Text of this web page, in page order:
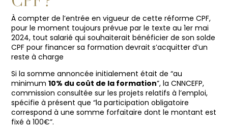
À compter de l’entrée en vigueur de cette réforme CPF,
pour le moment toujours prévue par le texte au 1er mai
2024, tout salarié qui souhaiterait bénéficier de son solde
CPF pour financer sa formation devrait s’acquitter d’un
reste à charge
Si la somme annoncée initialement était de “au
minimum10% du coût de la formation”, la CNNCEFP,
commission consultée sur les projets relatifs à l’emploi,
spécifie à présent que “la participation obligatoire
correspond à une somme forfaitaire dont le montant est
fixé à 100€”.